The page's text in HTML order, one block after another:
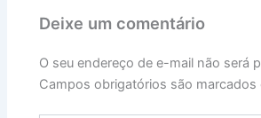
Deixe um comentário
O seu endereço de e-mail não será
Campos obrigatórios são marcados